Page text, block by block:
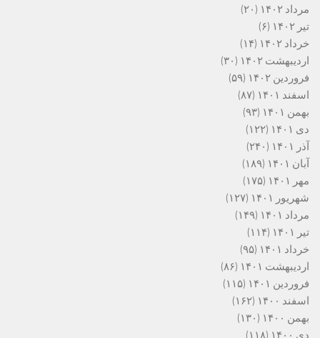
مرداد ۱۴۰۲
(۲۰)
تیر ۱۴۰۲
(۶)
خرداد ۱۴۰۲
(۱۴)
اردیبهشت ۱۴۰۲
(۳۰)
فروردین ۱۴۰۲
(۵۹)
اسفند ۱۴۰۱
(۸۷)
بهمن ۱۴۰۱
(۹۳)
دی ۱۴۰۱
(۱۲۲)
آذر ۱۴۰۱
(۲۴۰)
آبان ۱۴۰۱
(۱۸۹)
مهر ۱۴۰۱
(۱۷۵)
شهریور ۱۴۰۱
(۱۲۷)
مرداد ۱۴۰۱
(۱۴۹)
تیر ۱۴۰۱
(۱۱۴)
خرداد ۱۴۰۱
(۹۵)
اردیبهشت ۱۴۰۱
(۸۶)
فروردین ۱۴۰۱
(۱۱۵)
اسفند ۱۴۰۰
(۱۶۲)
بهمن ۱۴۰۰
(۱۳۰)
دی ۱۴۰۰
(۱۱۸)